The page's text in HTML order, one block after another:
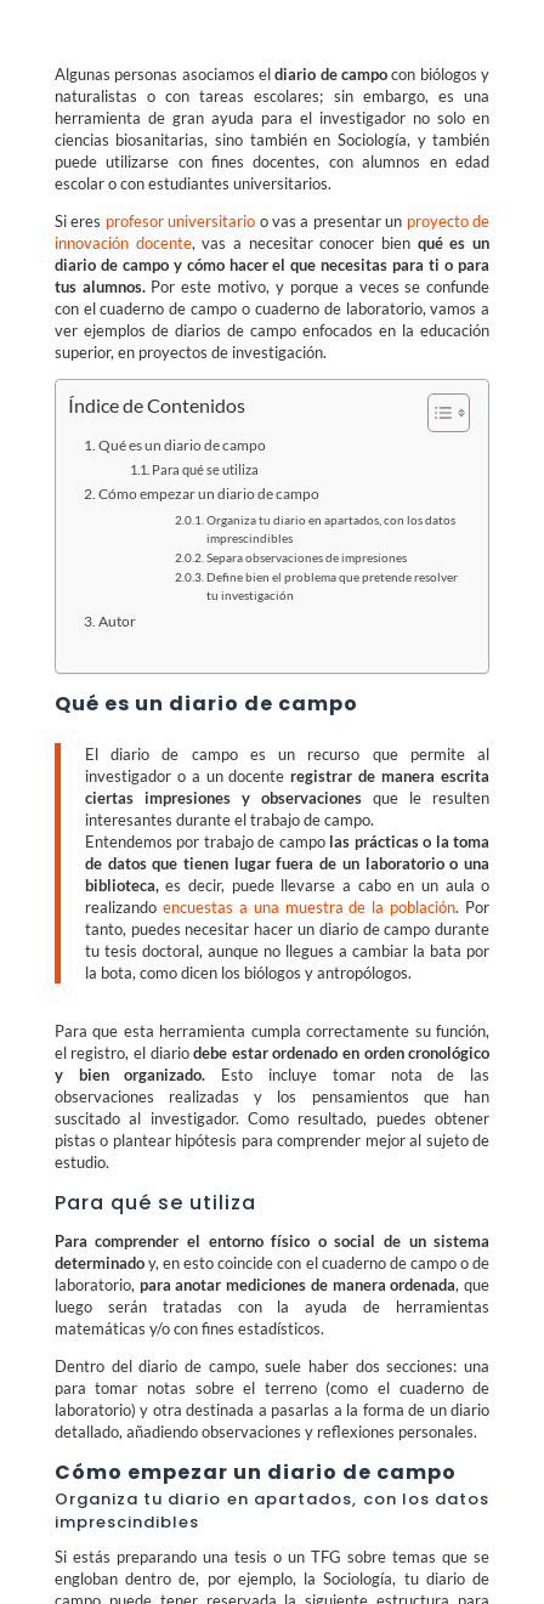
Algunas personas asociamos eldiario de campocon biólogos y
naturalistas o con tareas escolares; sin embargo, es una
herramienta de gran ayuda para el investigador no solo en
ciencias biosanitarias, sino también en Sociología, y también
puede utilizarse con fines docentes, con alumnos en edad
escolar o con estudiantes universitarios.
Si eres profesor universitario o vas a presentar un proyecto de
innovación docente, vas a necesitar conocer bien qué es un
diario de campo y cómo hacer el que necesitas para ti o para
tus alumnos.Por este motivo, y porque a veces se confunde
con el cuaderno de campo o cuaderno de laboratorio, vamos a
ver ejemplos de diarios de campo enfocados en la educación
superior, en proyectos de investigación.
Índice de Contenidos
Qué es un diario de campo
Para qué se utiliza
Cómo empezar un diario de campo
Organiza tu diario en apartados, con los datos
imprescindibles
Separa observaciones de impresiones
Define bien el problema que pretende resolver
tu investigación
Autor
Qué es un diario de campo
El diario de campo es un recurso que permite al
investigador o a un docenteregistrar de manera escrita
ciertas impresiones y observaciones que le resulten
interesantes durante el trabajo de campo.
Entendemos por trabajo de campolas prácticas o la toma
de datos que tienen lugar fuera de un laboratorio o una
biblioteca,es decir, puede llevarse a cabo en un aula o
realizando encuestas a una muestra de la población. Por
tanto, puedes necesitar hacer un diario de campo durante
tu tesis doctoral, aunque no llegues a cambiar la bata por
la bota, como dicen los biólogos y antropólogos.
Para que esta herramienta cumpla correctamente su función,
el registro, el diariodebe estar ordenado en orden cronológico
y bien organizado. Esto incluye tomar nota de las
observaciones realizadas y los pensamientos que han
suscitado al investigador. Como resultado, puedes obtener
pistas o plantear hipótesis para comprender mejor al sujeto de
estudio.
Para qué se utiliza
Para comprender el entorno físico o social de un sistema
determinadoy, en esto coincide con el cuaderno de campo o de
laboratorio, para anotar mediciones de manera ordenada, que
luego serán tratadas con la ayuda de herramientas
matemáticas y/o con fines estadísticos.
Dentro del diario de campo, suele haber dos secciones: una
para tomar notas sobre el terreno (como el cuaderno de
laboratorio) y otra destinada a pasarlas a la forma de un diario
detallado, añadiendo observaciones y reflexiones personales.
Cómo empezar un diario de campo
Organiza tu diario en apartados, con los datos
imprescindibles
Si estás preparando una tesis o un TFG sobre temas que se
engloban dentro de, por ejemplo, la Sociología, tu diario de